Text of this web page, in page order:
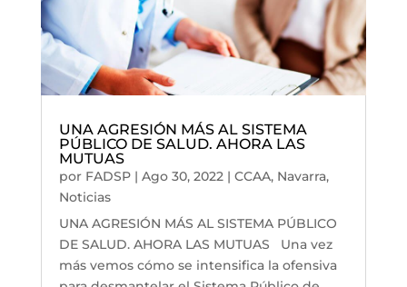
UNA AGRESIÓN MÁS AL SISTEMA
PÚBLICO DE SALUD. AHORA LAS
MUTUAS
por FADSP| Ago 30, 2022| CCAA, Navarra,
Noticias
UNA AGRESIÓN MÁS AL SISTEMA PÚBLICO
DE SALUD. AHORA LAS MUTUAS Una vez
más vemos cómo se intensifica la ofensiva